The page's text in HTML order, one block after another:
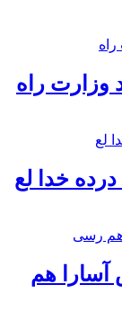
وزارت راه
خدا لع
آسارا هم